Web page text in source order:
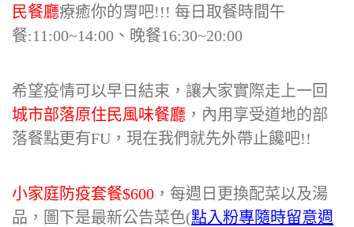
民餐廳療癒你的胃吧!!! 每日取餐時間午
餐:11:00~14:00、晚餐16:30~20:00
希望疫情可以早日結束，讓大家實際走上一回
城市部落原住民風味餐廳 ，內用享受道地的部
落餐點更有FU，現在我們就先外帶止饞吧!!
小家庭防疫套餐$600 ，每週日更換配菜以及湯
品，圖下是最新公告菜色(點入粉專隨時留意週